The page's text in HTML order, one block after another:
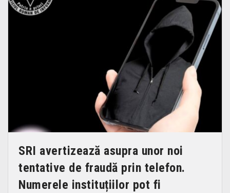
SRI avertizează asupra unor noi
tentative de fraudă prin telefon.
Numerele instituțiilor pot fi